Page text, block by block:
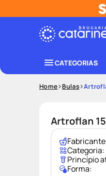
CATEGORIAS
Home Bulas
Artroflan
Categoria:
Princípio
Forma: